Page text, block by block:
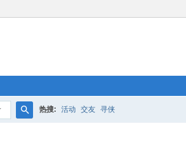
热搜: 活动 交友 寻侠